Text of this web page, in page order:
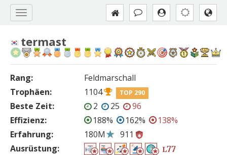
termast
Rang:
Feldmarschall
Trophäen:
1104 TOP 290
Beste Zeit: 2 25
96
Effizienz:
188% 162%
138%
Erfahrung:
180M
911
Ausrüstung:
L77